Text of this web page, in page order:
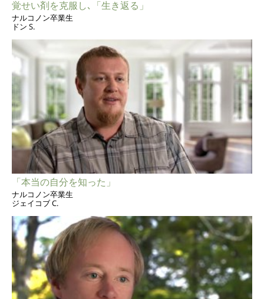
覚せい剤を克服し､「生き返る」
ナルコノン卒業生
ドン S.
「本当の自分を知った」
ナルコノン卒業生
ジェイコブ C.